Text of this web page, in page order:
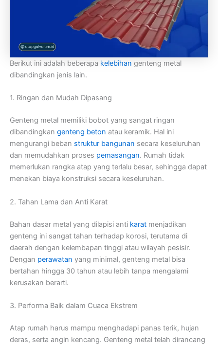
Berikut ini adalah beberapa kelebihan genteng metal
dibandingkan jenis lain.
1. Ringan dan Mudah Dipasang
Genteng metal memiliki bobot yang sangat ringan
dibandingkan genteng beton atau keramik. Hal ini
mengurangi beban struktur bangunan secara keseluruhan
dan memudahkan proses pemasangan. Rumah tidak
memerlukan rangka atap yang terlalu besar, sehingga dapat
menekan biaya konstruksi secara keseluruhan.
2. Tahan Lama dan Anti Karat
Bahan dasar metal yang dilapisi anti karat menjadikan
genteng ini sangat tahan terhadap korosi, terutama di
daerah dengan kelembapan tinggi atau wilayah pesisir.
Dengan perawatan yang minimal, genteng metal bisa
bertahan hingga 30 tahun atau lebih tanpa mengalami
kerusakan berarti.
3. Performa Baik dalam Cuaca Ekstrem
Atap rumah harus mampu menghadapi panas terik, hujan
deras, serta angin kencang. Genteng metal telah dirancang